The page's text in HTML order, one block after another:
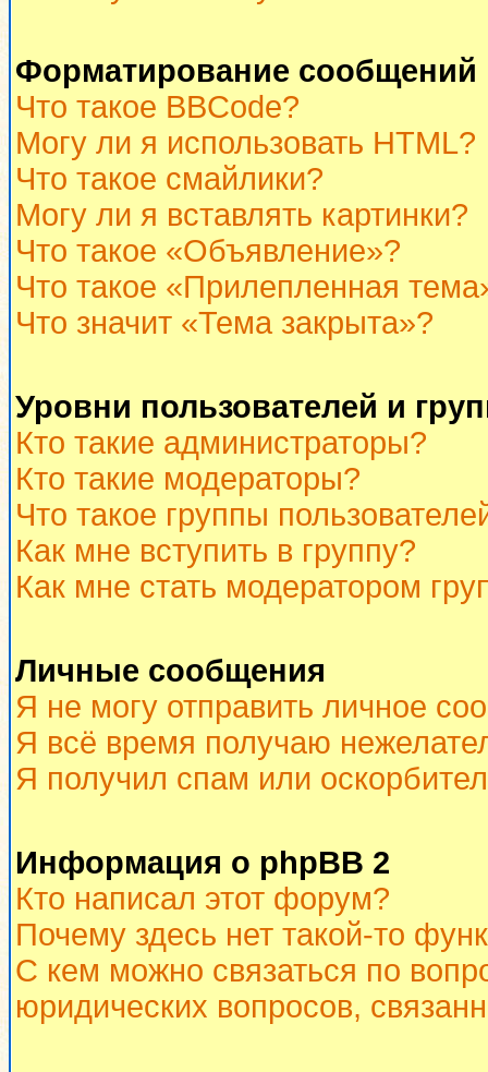
Форматирование
Что такое BBCode?
Могу ли я использовать HTML?
Что такое смайлики?
Могу ли я вставлять картинки?
Что такое «Объявление»?
Что такое «Прилепленная
Что значит «Тема закрыта»?
Уровни пользователей и
Кто такие администраторы?
Кто такие модераторы?
Что такое группы
Как мне вступить в группу?
Как мне стать модератором
Личные сообщения
Я не могу отправить личное
Я всё время получаю
Я получил спам или
Информация о phpBB 2
Кто написал этот форум?
Почему здесь нет такой-то
С кем можно связаться по
юридических вопросов,